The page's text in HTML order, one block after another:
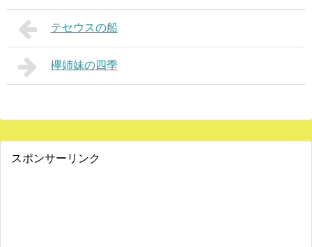
テセウスの船
欅姉妹の四季
スポンサーリンク